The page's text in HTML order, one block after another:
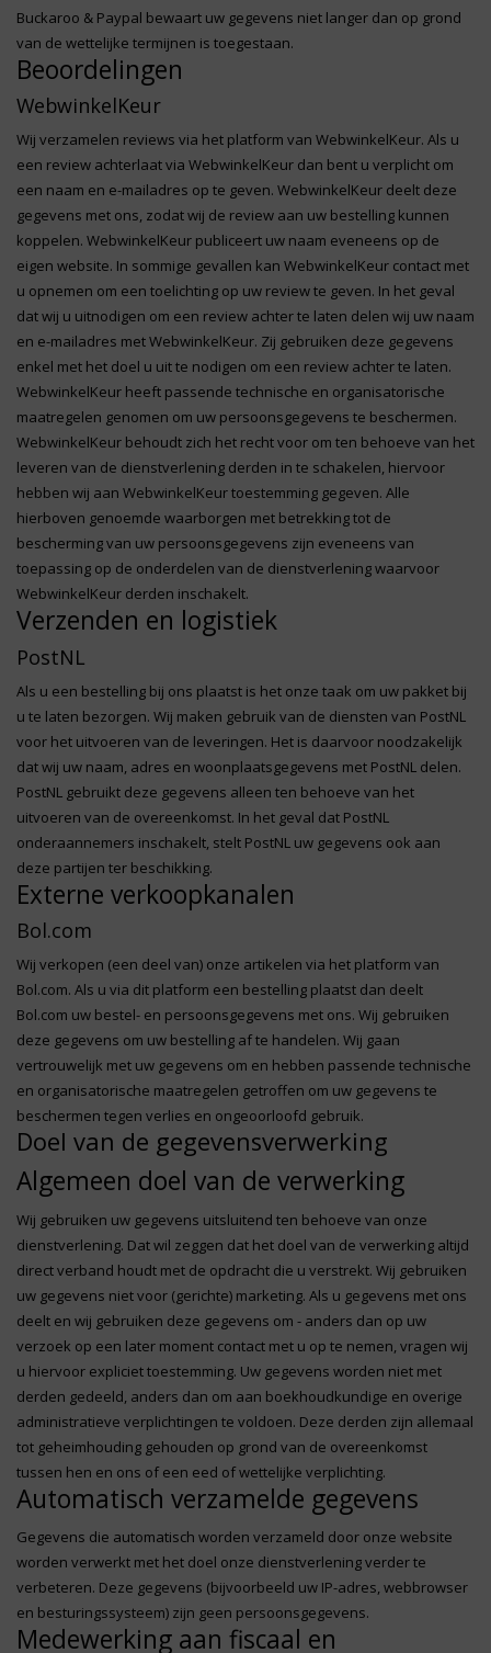
Buckaroo & Paypal bewaart uw gegevens niet langer dan op grond
van de wettelijke termijnen is toegestaan.
Beoordelingen
WebwinkelKeur
Wij verzamelen reviews via het platform van WebwinkelKeur. Als u
een review achterlaat via WebwinkelKeur dan bent u verplicht om
een naam en e-mailadres op te geven. WebwinkelKeur deelt deze
gegevens met ons, zodat wij de review aan uw bestelling kunnen
koppelen. WebwinkelKeur publiceert uw naam eveneens op de
eigen website. In sommige gevallen kan WebwinkelKeur contact met
u opnemen om een toelichting op uw review te geven. In het geval
dat wij u uitnodigen om een review achter te laten delen wij uw naam
en e-mailadres met WebwinkelKeur. Zij gebruiken deze gegevens
enkel met het doel u uit te nodigen om een review achter te laten.
WebwinkelKeur heeft passende technische en organisatorische
maatregelen genomen om uw persoonsgegevens te beschermen.
WebwinkelKeur behoudt zich het recht voor om ten behoeve van het
leveren van de dienstverlening derden in te schakelen, hiervoor
hebben wij aan WebwinkelKeur toestemming gegeven. Alle
hierboven genoemde waarborgen met betrekking tot de
bescherming van uw persoonsgegevens zijn eveneens van
toepassing op de onderdelen van de dienstverlening waarvoor
WebwinkelKeur derden inschakelt.
Verzenden en logistiek
PostNL
Als u een bestelling bij ons plaatst is het onze taak om uw pakket bij
u te laten bezorgen. Wij maken gebruik van de diensten van PostNL
voor het uitvoeren van de leveringen. Het is daarvoor noodzakelijk
dat wij uw naam, adres en woonplaatsgegevens met PostNL delen.
PostNL gebruikt deze gegevens alleen ten behoeve van het
uitvoeren van de overeenkomst. In het geval dat PostNL
onderaannemers inschakelt, stelt PostNL uw gegevens ook aan
deze partijen ter beschikking.
Externe verkoopkanalen
Bol.com
Wij verkopen (een deel van) onze artikelen via het platform van
Bol.com. Als u via dit platform een bestelling plaatst dan deelt
Bol.com uw bestel- en persoonsgegevens met ons. Wij gebruiken
deze gegevens om uw bestelling af te handelen. Wij gaan
vertrouwelijk met uw gegevens om en hebben passende technische
en organisatorische maatregelen getroffen om uw gegevens te
beschermen tegen verlies en ongeoorloofd gebruik.
Doel van de gegevensverwerking
Algemeen doel van de verwerking
Wij gebruiken uw gegevens uitsluitend ten behoeve van onze
dienstverlening. Dat wil zeggen dat het doel van de verwerking altijd
direct verband houdt met de opdracht die u verstrekt. Wij gebruiken
uw gegevens niet voor (gerichte) marketing. Als u gegevens met ons
deelt en wij gebruiken deze gegevens om - anders dan op uw
verzoek op een later moment contact met u op te nemen, vragen wij
u hiervoor expliciet toestemming. Uw gegevens worden niet met
derden gedeeld, anders dan om aan boekhoudkundige en overige
administratieve verplichtingen te voldoen. Deze derden zijn allemaal
tot geheimhouding gehouden op grond van de overeenkomst
tussen hen en ons of een eed of wettelijke verplichting.
Automatisch verzamelde gegevens
Gegevens die automatisch worden verzameld door onze website
worden verwerkt met het doel onze dienstverlening verder te
verbeteren. Deze gegevens (bijvoorbeeld uw IP-adres, webbrowser
en besturingssysteem) zijn geen persoonsgegevens.
Medewerking aan fiscaal en